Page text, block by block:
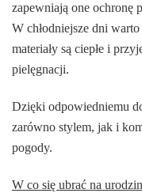
zapewniają one ochronę
W chłodniejsze dni
materiały są ciepłe i
pielęgnacji.
Dzięki odpowiedniemu
zarówno stylem, jak i
pogody.
W co się ubrać na